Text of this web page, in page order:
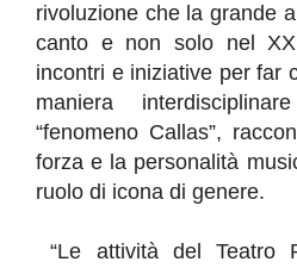
rivoluzione che la grande
canto e non solo nel
incontri e iniziative per far
maniera
“fenomeno Callas”,
forza e la personalità
ruolo di icona di genere.
“Le attività del Teatro